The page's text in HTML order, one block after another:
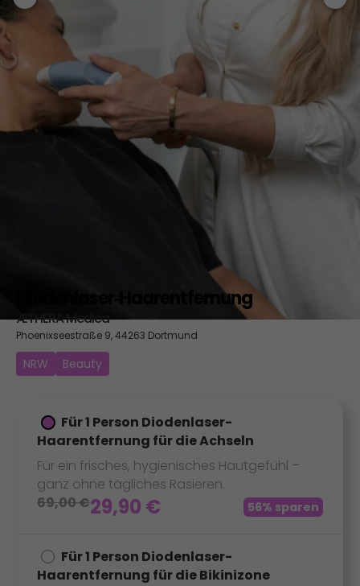
Diodenlaser‑Haarentfernung
ÆTHERA Medica
Phoenixseestraße 9, 44263 Dortmund
NRW Beauty
Für 1 Person Diodenlaser-
Haarentfernung für die Achseln
Für ein frisches, hygienisches Hautgefühl –
ganz ohne tägliches Rasieren.
69,00€29,90 € 56% sparen
Für 1 Person Diodenlaser-
Haarentfernung für die Bikinizone